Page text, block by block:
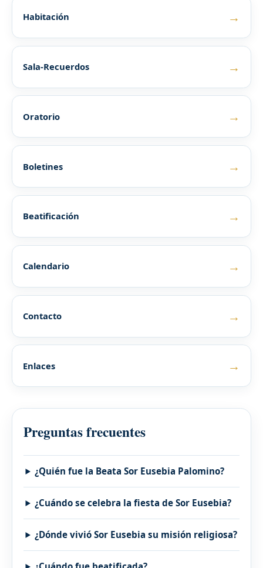
Habitación →
Sala-Recuerdos →
Oratorio →
Boletines →
Beatificación →
Calendario →
Contacto →
Enlaces →
Preguntas frecuentes
¿Quién fue la Beata Sor Eusebia Palomino?
¿Cuándo se celebra la fiesta de Sor Eusebia?
¿Dónde vivió Sor Eusebia su misión religiosa?